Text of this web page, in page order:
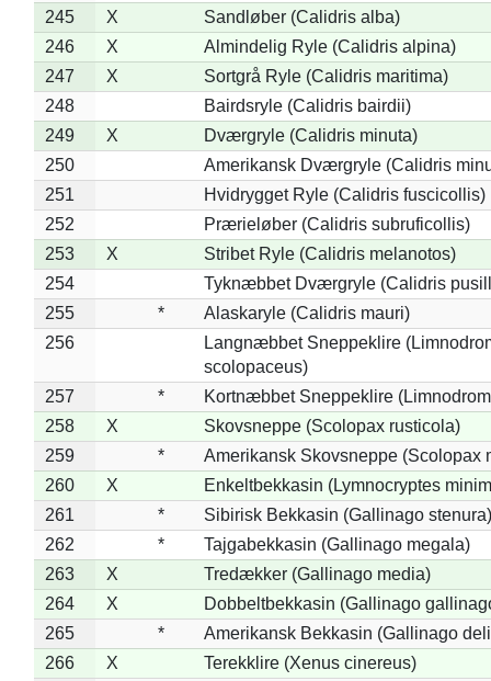
245
X
Sandløber (Calidris alba)
246
X
Almindelig Ryle (Calidris alpina)
247
X
Sortgrå Ryle (Calidris maritima)
248
Bairdsryle (Calidris bairdii)
249
X
Dværgryle (Calidris minuta)
250
Amerikansk Dværgryle (Calidris
251
Hvidrygget Ryle (Calidris fuscicollis)
252
Prærieløber (Calidris subruficollis)
253
X
Stribet Ryle (Calidris melanotos)
254
Tyknæbbet Dværgryle (Calidris
255
*
Alaskaryle (Calidris mauri)
256
Langnæbbet Sneppeklire
scolopaceus)
257
*
Kortnæbbet Sneppeklire
258
X
Skovsneppe (Scolopax rusticola)
259
*
Amerikansk Skovsneppe (Scolopax
260
X
Enkeltbekkasin (Lymnocryptes
261
*
Sibirisk Bekkasin (Gallinago stenura)
262
*
Tajgabekkasin (Gallinago megala)
263
X
Tredækker (Gallinago media)
264
X
Dobbeltbekkasin (Gallinago
265
*
Amerikansk Bekkasin (Gallinago
266
X
Terekklire (Xenus cinereus)